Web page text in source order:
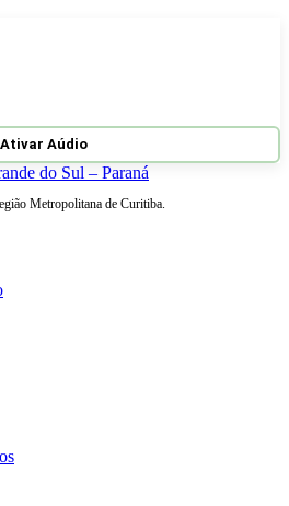
Ativar Aúdio
Metropolitana de Curitiba.